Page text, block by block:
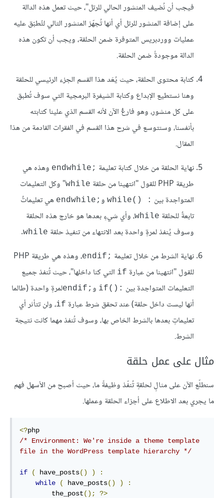
فيجب أن نُضيف المنشور الحالي للرتل"، حيث تعمل هذه الدالة
على إضافة المنشور للرتل أي أنها تُجهّز المنشور التالي لتُطبّق عليه
عمليات ووردبريس المتوفرة ضمن الحلقة، ويجب أن تكون هذه
الدالة موجودةً ضمن الحلقة.
كتابة محتوى الحلقة، حيث يُعَد هذا القسم الجزء الرئيسي للحلقة
وهنا نستطيع الإبداع وكتابة الشيفرة البرمجية التي سوف تُطبق
على كل منشور، وهو فارغٌ الآن لأنه القسم الذي علينا كتابته
بأنفسنا، وسنتوسع في شرح هذا القسم في الفقرات القادمة من هذا
المقال.
نهاية الحلقة من خلال كتابة تعليمة endwhile;‎ وهذه هي
طريقة PHP للقول "انتهينا من حلقة
while" وكل التعليمات
المتواجدة بين while() :‎ و endwhile;‎ هي تعليماتٌ
تابعةٌ للحلقة while، وأي شيءٍ بعدها هو خارج هذه الحلقة
وسوف يُنفذ لمرةٍ واحدة بعد الانتهاء من تنفيذ حلقة while
.
نهاية الشرط من خلال تعليمة endif;‎
، وهذه هي طريقة PHP
للقول "انتهينا من عبارة if التي كنا داخلها"، حيث تُنفذ جميع
التعليمات المتواجدة بين if():‎ و endif;‎لمرةٍ واحدة (طالما
أنها ليست داخل حلقة) عند تحقق شرط عبارة if، ولن تتأثر أي
تعليماتٍ بعدها بالشرط الخاص بها، وسوف تُنفذ مهما كانت نتيجة
الشرط.
مثال على عمل حلقة
سنطلّع الآن على مثالٍ لحلقةٍ تُنفّذ وظيفةً ما، حيث أصبح من الأسهل فهم
ما يجري بعد الاطلاع على أجزاء الحلقة وعملها.
<?
/* Environment: We're inside a theme template
file in the WordPress template hierarchy */
if ( have_posts() )
:
while
( have_posts() )
:
        the_post
(); ?>